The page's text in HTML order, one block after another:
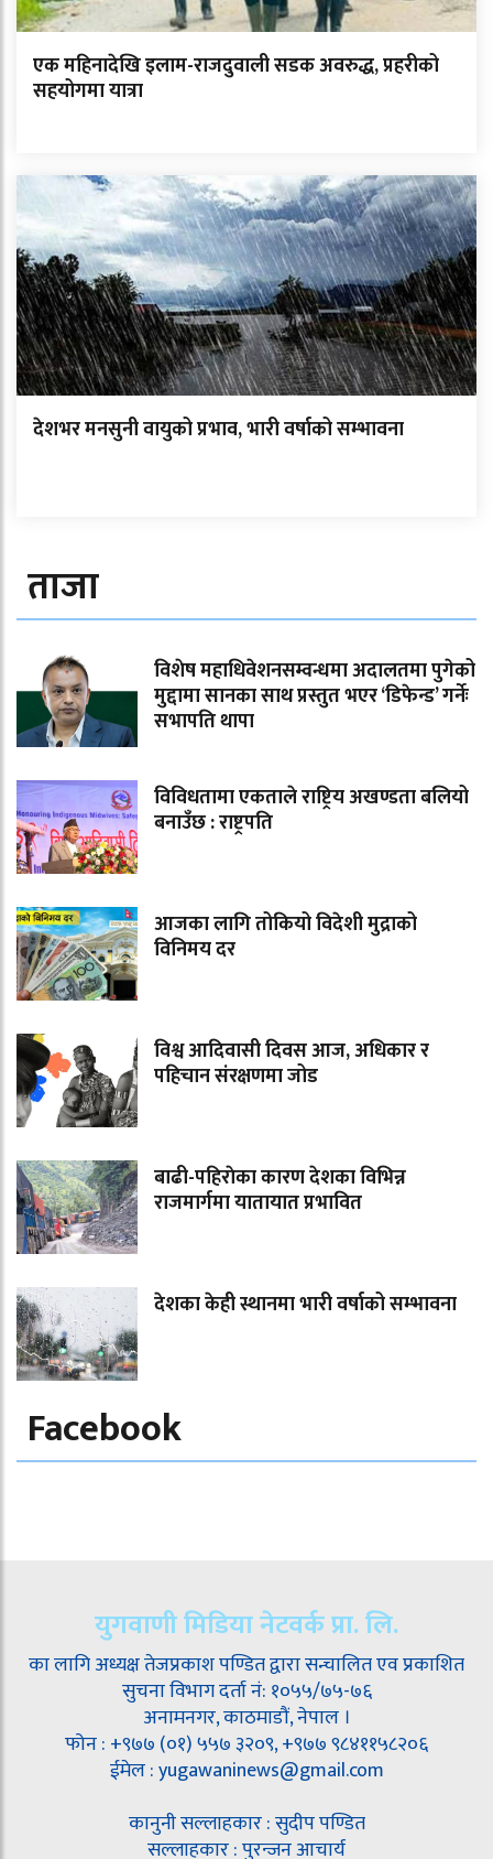
एक महिनादेखि इलाम-राजदुवाली सडक अवरुद्ध, प्रहरीको
सहयोगमा यात्रा
देशभर मनसुनी वायुको प्रभाव, भारी वर्षाको सम्भावना
ताजा
विशेष महाधिवेशनसम्वन्धमा अदालतमा पुगेको
मुद्दामा सानका साथ प्रस्तुत भएर ‘डिफेन्ड’ गर्नेः
सभापति थापा
विविधतामा एकताले राष्ट्रिय अखण्डता बलियो
बनाउँछ : राष्ट्रपति
आजका लागि तोकियो विदेशी मुद्राको
विनिमय दर
विश्व आदिवासी दिवस आज, अधिकार र
पहिचान संरक्षणमा जोड
बाढी-पहिराेका कारण देशका विभिन्न
राजमार्गमा यातायात प्रभावित
देशका केही स्थानमा भारी वर्षाको सम्भावना
Facebook
युगवाणी मिडिया नेटवर्क प्रा. लि.
का लागि अध्यक्ष तेजप्रकाश पण्डित द्वारा सन्चालित एव प्रकाशित
सुचना विभाग दर्ता नं: १०५५/७५-७६
अनामनगर, काठमाडौं, नेपाल ।
फोन : +९७७ (०१) ५५७ ३२०९, +९७७ ९८४११५८२०६
ईमेल : yugawaninews@gmail.com
कानुनी सल्लाहकार : सुदीप पण्डित
सल्लाहकार : पुरन्जन आचार्य